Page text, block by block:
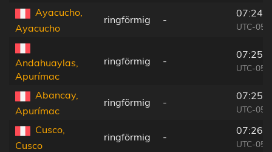
Ayacucho,
Ayacucho
ringförmig -
UTC-
Andahuaylas,
Apurímac
ringförmig -
UTC-
Abancay,
Apurímac
ringförmig -
UTC-
Cusco,
Cusco
ringförmig -
UTC-